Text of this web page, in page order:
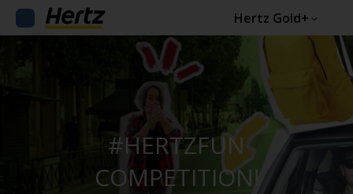
Hertz Gold+
#HERTZFUN
COMPETITION!